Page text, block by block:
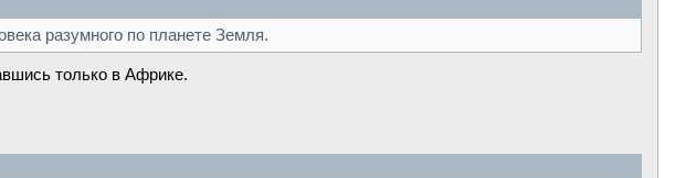
разумного по планете Земля.
только в Африке.